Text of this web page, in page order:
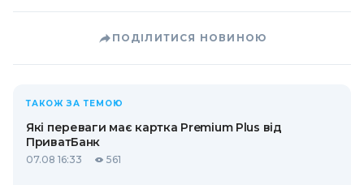
ПОДІЛИТИСЯ НОВИНОЮ
ТАКОЖ ЗА ТЕМОЮ
Які переваги має картка Premium Plus від
ПриватБанк
07.08 16:33 561